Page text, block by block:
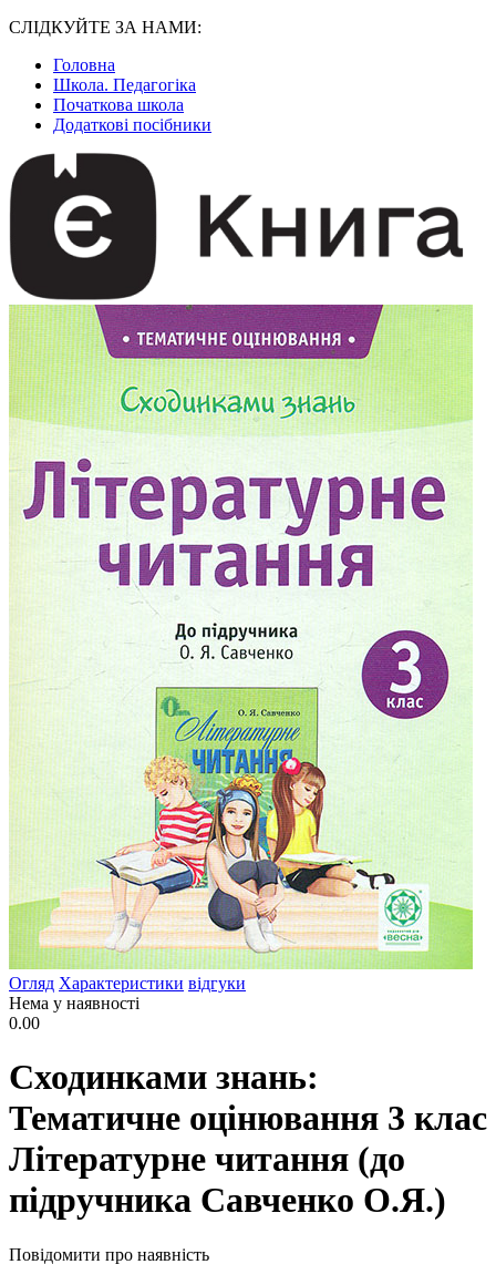
СЛІДКУЙТЕ ЗА НАМИ:
Головна
Школа. Педагогіка
Початкова школа
Додаткові посібники
Огляд Характеристики відгуки
Нема у наявності
0.00
Сходинками знань:
Тематичне оцінювання 3 клас
Літературне читання (до
підручника Савченко О.Я.)
Повідомити про наявність